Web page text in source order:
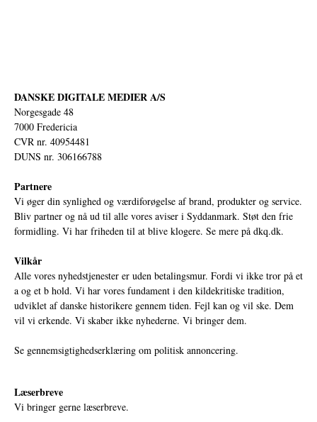
DANSKE DIGITALE MEDIER A/S
Norgesgade 48
7000 Fredericia
CVR nr. 40954481
DUNS nr. 306166788
Partnere
Vi øger din synlighed og værdiforøgelse af brand, produkter og service.
Bliv partner og nå ud til alle vores aviser i Syddanmark. Støt den frie
formidling. Vi har friheden til at blive klogere. Se mere på dkq.dk.
Vilkår
Alle vores nyhedstjenester er uden betalingsmur. Fordi vi ikke tror på et
a og et b hold. Vi har vores fundament i den kildekritiske tradition,
udviklet af danske historikere gennem tiden. Fejl kan og vil ske. Dem
vil vi erkende. Vi skaber ikke nyhederne. Vi bringer dem.
Se gennemsigtighedserklæring om politisk annoncering.
Læserbreve
Vi bringer gerne læserbreve.